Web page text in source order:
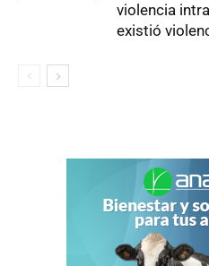
violencia
existió